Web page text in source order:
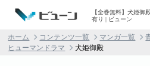
【全巻無料】犬姫御
有り | ビューン
ホーム コンテンツ一覧 マンガ一覧
ヒューマンドラマ
犬姫御殿